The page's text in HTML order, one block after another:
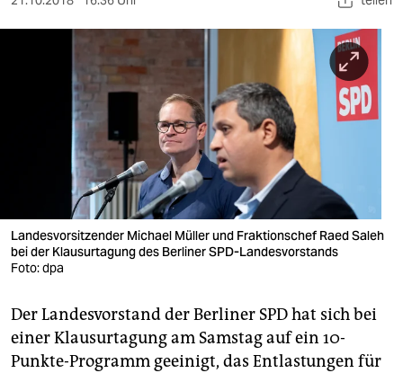
wahrheit
verlag
verlag
shop
fragen & hilfe
Landesvorsitzender Michael Müller und Fraktionschef Raed Saleh
bei der Klausurtagung des Berliner SPD-Landesvorstands
Foto: dpa
Der Landesvorstand der Berliner SPD hat sich bei
einer Klausurtagung am Samstag auf ein 10-
Punkte-Programm geeinigt, das Entlastungen für